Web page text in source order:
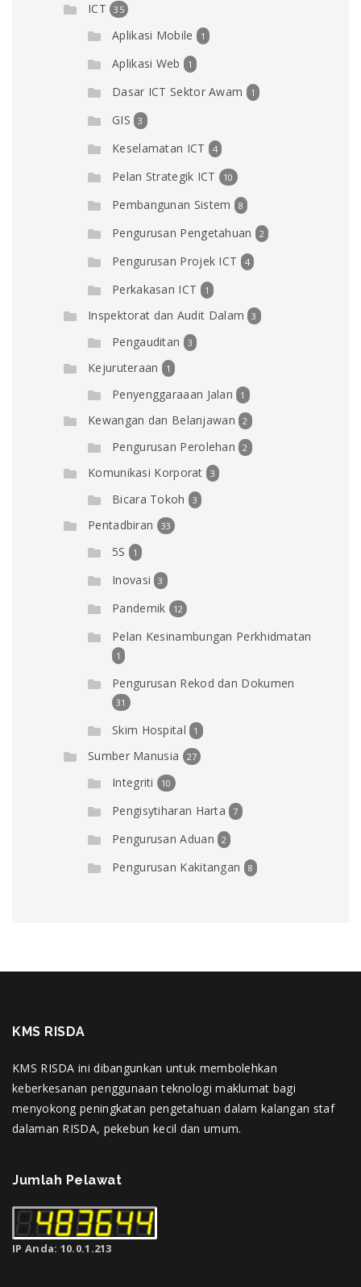
ICT 35
Aplikasi Mobile 1
Aplikasi Web 1
Dasar ICT Sektor Awam 1
GIS 3
Keselamatan ICT 4
Pelan Strategik ICT 10
Pembangunan Sistem 8
Pengurusan Pengetahuan 2
Pengurusan Projek ICT 4
Perkakasan ICT 1
Inspektorat dan Audit Dalam 3
Pengauditan 3
Kejuruteraan 1
Penyenggaraaan Jalan 1
Kewangan dan Belanjawan 2
Pengurusan Perolehan 2
Komunikasi Korporat 3
Bicara Tokoh 3
Pentadbiran 33
5S 1
Inovasi 3
Pandemik 12
Pelan Kesinambungan Perkhidmatan
1
Pengurusan Rekod dan Dokumen
31
Skim Hospital 1
Sumber Manusia 27
Integriti 10
Pengisytiharan Harta 7
Pengurusan Aduan 2
Pengurusan Kakitangan 8
KMS RISDA
KMS RISDA ini dibangunkan untuk membolehkan
keberkesanan penggunaan teknologi maklumat bagi
menyokong peningkatan pengetahuan dalam kalangan staf
dalaman RISDA, pekebun kecil dan umum.
Jumlah Pelawat
IP Anda: 10.0.1.213